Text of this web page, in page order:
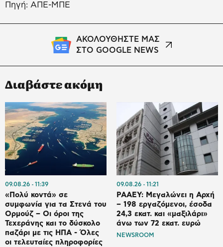
Πηγή: ΑΠΕ-ΜΠΕ
ΑΚΟΛΟΥΘΗΣΤΕ ΜΑΣ
ΣΤΟ GOOGLE NEWS
Διαβάστε ακόμη
09.08.26 11:39
«Πολύ κοντά» σε
συμφωνία για τα Στενά του
Ορμούζ – Οι όροι της
Τεχεράνης και το δύσκολο
παζάρι με τις ΗΠΑ - Όλες
οι τελευταίες πληροφορίες
09.08.26 11:21
ΡΑΑΕΥ: Μεγαλώνει η Αρχή
– 198 εργαζόμενοι, έσοδα
24,3 εκατ. και «μαξιλάρι»
άνω των 72 εκατ. ευρώ
NEWSROOM